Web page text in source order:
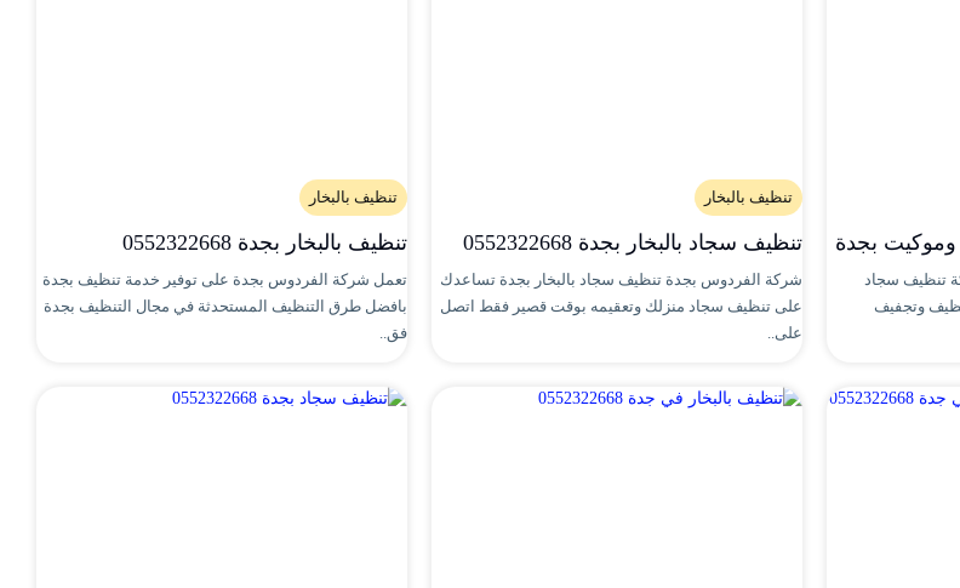
بجدة
تنظيف سجاد
وتجفيف
تنظيف بالبخار
تنظيف سجاد بالبخار بجدة 0552322668
شركة الفردوس بجدة تنظيف سجاد بالبخار بجدة تساعدك
على تنظيف سجاد منزلك وتعقيمه بوقت قصير فقط اتصل
على..
تنظيف بالبخار
تنظيف بالبخار بجدة 0552322668
تعمل شركة الفردوس بجدة على توفير خدمة تنظيف بجدة
بافضل طرق التنظيف المستحدثة في مجال التنظيف بجدة
فق..